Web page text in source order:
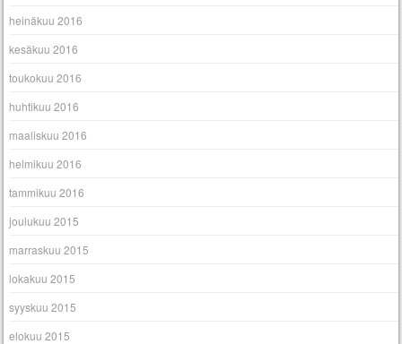
heinäkuu 2016
kesäkuu 2016
toukokuu 2016
huhtikuu 2016
maaliskuu 2016
helmikuu 2016
tammikuu 2016
joulukuu 2015
marraskuu 2015
lokakuu 2015
syyskuu 2015
elokuu 2015